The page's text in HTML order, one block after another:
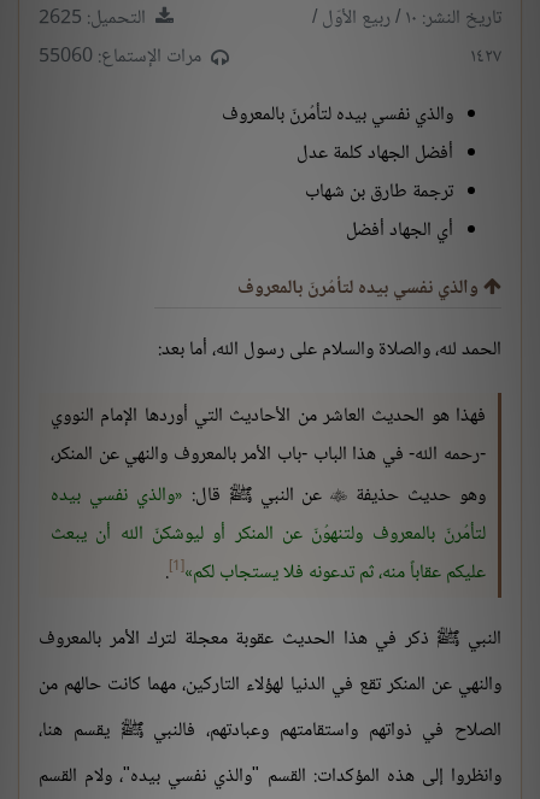
تاريخ النشر: ١٠ / ربيع الأوّل /
١٤٢٧
التحميل: 2625
مرات الإستماع: 55060
والذي نفسي بيده لتأمُرنّ بالمعروف
أفضل الجهاد كلمة عدل
ترجمة طارق بن شهاب
أي الجهاد أفضل
والذي نفسي بيده لتأمُرنّ بالمعروف
الحمد لله، والصلاة والسلام على رسول الله، أما بعد:
فهذا هو الحديث العاشر من الأحاديث التي أوردها الإمام النووي
-رحمه الله- في هذا الباب -باب الأمر بالمعروف والنهي عن المنكر،
وهو حديث حذيفة عن النبي ﷺ قال: والذي نفسي بيده
لتأمُرنّ بالمعروف ولتنهوُنّ عن المنكر أو ليوشكنّ الله أن يبعث
عليكم عقاباً منه، ثم تدعونه فلا يستجاب لكم [1]
.
النبي ﷺ ذكر في هذا الحديث عقوبة معجلة لترك الأمر بالمعروف
والنهي عن المنكر تقع في الدنيا لهؤلاء التاركين، مهما كانت حالهم من
الصلاح في ذواتهم واستقامتهم وعبادتهم، فالنبي ﷺ يقسم هنا،
وانظروا إلى هذه المؤكدات: القسم "والذي نفسي بيده"، ولام القسم